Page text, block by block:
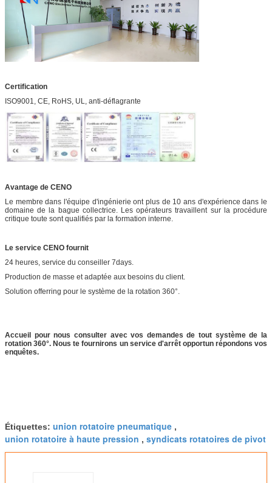
Certification
ISO9001, CE, RoHS, UL, anti-déflagrante
Avantage de CENO
Le membre dans l'équipe d'ingénierie ont plus de 10 ans d'expérience dans le
domaine de la bague collectrice. Les opérateurs travaillent sur la procédure
critique toute sont qualifiés par la formation interne.
Le service CENO fournit
24 heures, service du conseiller 7days.
Production de masse et adaptée aux besoins du client.
Solution offerring pour le système de la rotation 360°.
Accueil pour nous consulter avec vos demandes de tout système de la
rotation 360°. Nous te fournirons un service d'arrêt opportun répondons vos
enquêtes.
Étiquettes: union rotatoire pneumatique ,
union rotatoire à haute pression , syndicats rotatoires de pivot